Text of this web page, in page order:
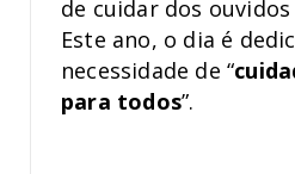
de cuidar dos
Este ano, o dia é
necessidade de “
para todos”.